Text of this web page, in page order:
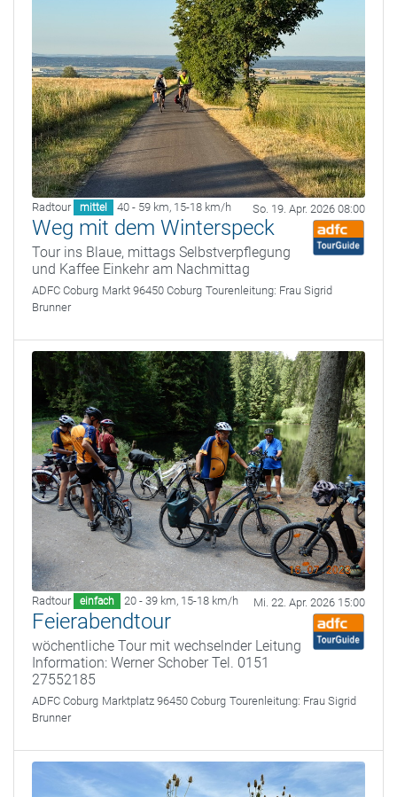
Radtour mittel 40 - 59 km, 15-18 km/h So. 19. Apr. 2026 08:00
Weg mit dem Winterspeck
Tour ins Blaue, mittags Selbstverpflegung
und Kaffee Einkehr am Nachmittag
ADFC Coburg Markt 96450 Coburg Tourenleitung: Frau Sigrid
Brunner
Radtour einfach 20 - 39 km, 15-18 km/h Mi. 22. Apr. 2026 15:00
Feierabendtour
wöchentliche Tour mit wechselnder Leitung
Information: Werner Schober Tel. 0151
27552185
ADFC Coburg Marktplatz 96450 Coburg Tourenleitung: Frau Sigrid
Brunner